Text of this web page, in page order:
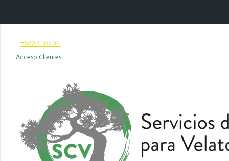
+620.41.07.02
Acceso Clientes